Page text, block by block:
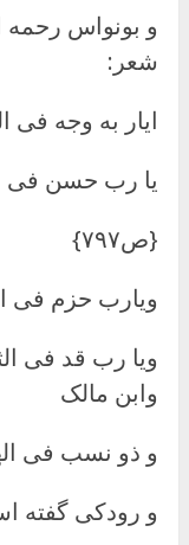
و بونواس رحمه
شعر:
ایار به وجه فی
یا رب حسن فی
{ص۷۹۷}
ویارب حزم فی
ویا رب قد فی
وابن مالک
و ذو نسب فی
و رودکی گفته